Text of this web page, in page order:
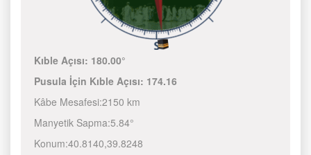
Kıble Açısı: 180.00°
Pusula İçin Kıble Açısı: 174.16
Kâbe Mesafesi:2150 km
Manyetik Sapma:5.84°
Konum:40.8140,39.8248